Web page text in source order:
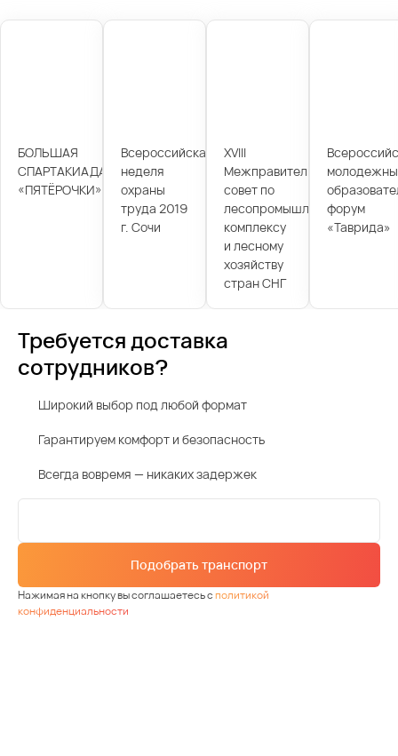
БОЛЬШАЯ
СПАРТАКИАДА
«ПЯТЁРОЧКИ»
Всероссийская
неделя
охраны
труда 2019
г. Сочи
XVIII
Межправительственный
совет по
лесопромышленному
комплексу
и лесному
хозяйству
стран СНГ
форум
«Таврида»
Требуется доставка
сотрудников?
Широкий выбор под любой формат
Гарантируем комфорт и безопасность
Всегда вовремя — никаких задержек
Подобрать транспорт
Нажимая на кнопку вы соглашаетесь сполитикой
конфиденциальности